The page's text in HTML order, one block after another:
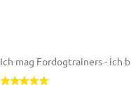
Ich mag Fordogtrainers - ich b